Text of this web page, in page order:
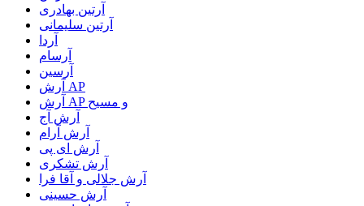
آرتین بهادری
آرتین سلیمانی
آردا
آرسام
آرسین
آرش AP
آرش AP و مسیح
آرش آج
آرش آرام
آرش ای پی
آرش تشکری
آرش جلالی و آقا فرا
آرش حسینی